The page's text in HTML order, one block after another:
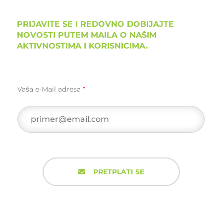
PRIJAVITE SE I REDOVNO DOBIJAJTE
NOVOSTI PUTEM MAILA O NAŠIM
AKTIVNOSTIMA I KORISNICIMA.
Vaša e-Mail adresa *
PRETPLATI SE